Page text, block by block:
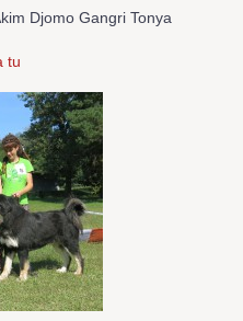
Djomo Gangri Tonya
tu